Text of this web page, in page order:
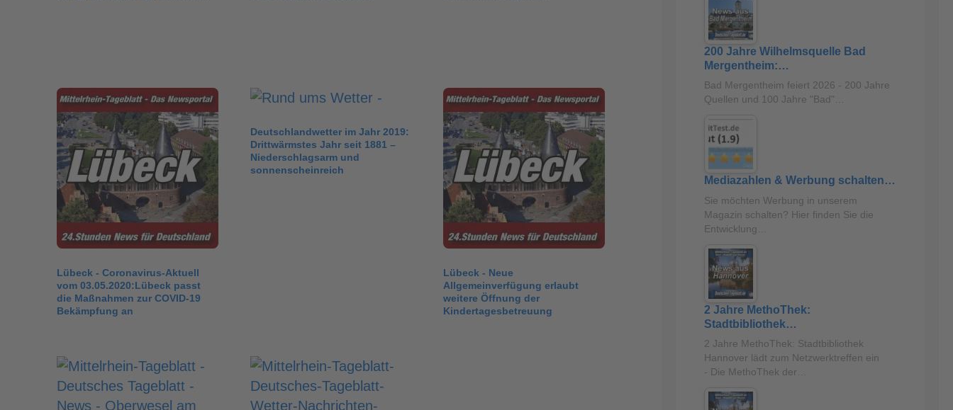
Lübeck - Coronavirus-Aktuell
vom 03.05.2020:Lübeck passt
die Maßnahmen zur COVID-19
Bekämpfung an
Deutschlandwetter im Jahr 2019:
Drittwärmstes Jahr seit 1881 –
Niederschlagsarm und
sonnenscheinreich
Lübeck - Neue
Allgemeinverfügung erlaubt
weitere Öffnung der
Kindertagesbetreuung
200 Jahre Wilhelmsquelle Bad
Mergentheim:…
Bad Mergentheim feiert 2026 - 200 Jahre
Quellen und 100 Jahre "Bad"…
Mediazahlen & Werbung schalten…
Sie möchten Werbung in unserem
Magazin schalten? Hier finden Sie die
Entwicklung…
2 Jahre MethoThek:
Stadtbibliothek…
2 Jahre MethoThek: Stadtbibliothek
Hannover lädt zum Netzwerktreffen ein
- Die MethoThek der…